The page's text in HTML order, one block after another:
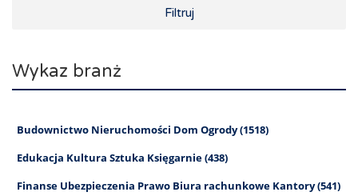
Filtruj
Wykaz branż
Budownictwo Nieruchomości Dom Ogrody (1518)
Edukacja Kultura Sztuka Księgarnie (438)
Finanse Ubezpieczenia Prawo Biura rachunkowe Kantory (541)